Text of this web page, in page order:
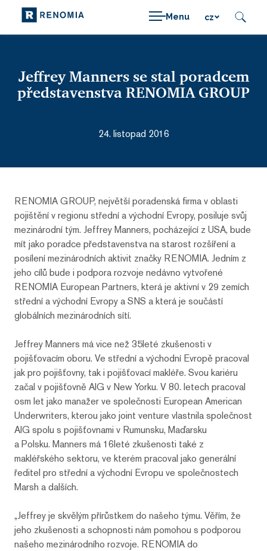
Menu cz
Jeffrey Manners se stal poradcem
představenstva RENOMIA GROUP
24. listopad 2016
RENOMIA GROUP, největší poradenská firma v oblasti
pojištění v regionu střední a východní Evropy, posiluje svůj
mezinárodní tým. Jeffrey Manners, pocházející z USA, bude
mít jako poradce představenstva na starost rozšíření a
posílení mezinárodních aktivit značky RENOMIA. Jedním z
jeho cílů bude i podpora rozvoje nedávno vytvořené
RENOMIA European Partners, která je aktivní v 29 zemích
střední a východní Evropy a SNS a která je součástí
globálních mezinárodních sítí.
Jeffrey Manners má vice než 35leté zkušenosti v
pojišťovacím oboru. Ve střední a východní Evropě pracoval
jak pro pojišťovny, tak i pojišťovací makléře. Svou kariéru
začal v pojišťovně AIG v New Yorku. V 80. letech pracoval
osm let jako manažer ve společnosti European American
Underwriters, kterou jako joint venture vlastnila společnost
AIG spolu s pojišťovnami v Rumunsku, Maďarsku
a Polsku. Manners má 16leté zkušenosti také z
makléřského sektoru, ve kterém pracoval jako generální
ředitel pro střední a východní Evropu ve společnostech
Marsh a dalších.
„Jeffrey je skvělým přírůstkem do našeho týmu. Věřím, že
jeho zkušenosti a schopnosti nám pomohou s podporou
našeho mezinárodního rozvoje. RENOMIA do